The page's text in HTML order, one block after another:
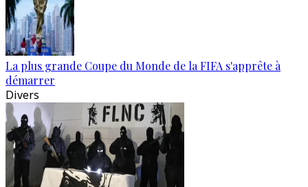
La plus grande Coupe du Monde de la FIFA s'apprête à
démarrer
Divers